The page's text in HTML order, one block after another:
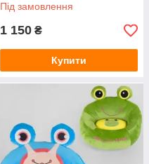
Під замовлення
1 150 ₴
Купити